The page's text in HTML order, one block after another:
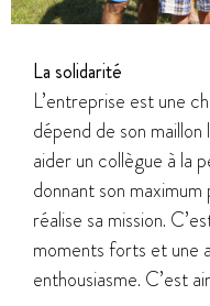
La solidarité
L’entreprise est une
dépend de son
aider un collègue à la
donnant son maximum
réalise sa mission.
moments forts et une
enthousiasme. C’est